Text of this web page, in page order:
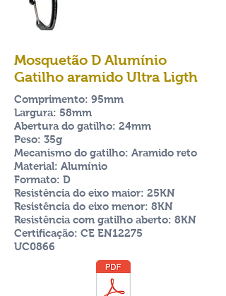
Mosquetão D Alumínio
Gatilho aramido Ultra Ligth
Comprimento: 95mm
Largura: 58mm
Abertura do gatilho: 24mm
Peso: 35g
Mecanismo do gatilho: Aramido reto
Material: Alumínio
Formato: D
Resistência do eixo maior: 25KN
Resistência do eixo menor: 8KN
Resistência com gatilho aberto: 8KN
Certificação: CE EN12275
UC0866